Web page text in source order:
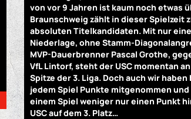
von vor 9 Jahren ist kaum noch etwas
Braunschweig zählt in dieser Spielzeit
absoluten Titelkandidaten. Mit nur
Niederlage, ohne Stamm-
MVP-Dauerbrenner Pascal Grothe,
VfL Lintorf, steht der USC momentan
Spitze der 3. Liga. Doch auch wir haben
jedem Spiel Punkte mitgenommen
einem Spiel weniger nur einen Punkt
USC auf dem 3. Platz…